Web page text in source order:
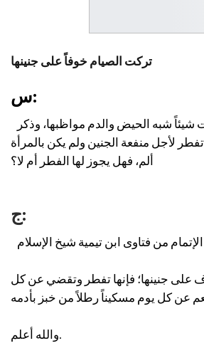
تركت الصيام خوفاً على جنينها
س:
لأجل منفعة الجنين ولم يكن بالمرأة
ألم، فهل يجوز لها الفطر أم لا؟
ج:
من فتاوى ابن تيمية شيخ الإسلام
على جنينها؛ فإنها تفطر وتقضي عن كل
والله أعلم.